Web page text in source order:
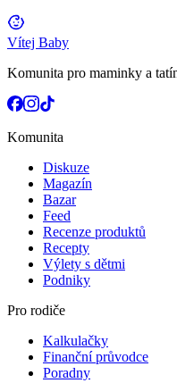
Vítej Baby
Komunita pro maminky a
Komunita
Diskuze
Magazín
Bazar
Feed
Recenze produktů
Recepty
Výlety s dětmi
Podniky
Pro rodiče
Kalkulačky
Finanční průvodce
Poradny